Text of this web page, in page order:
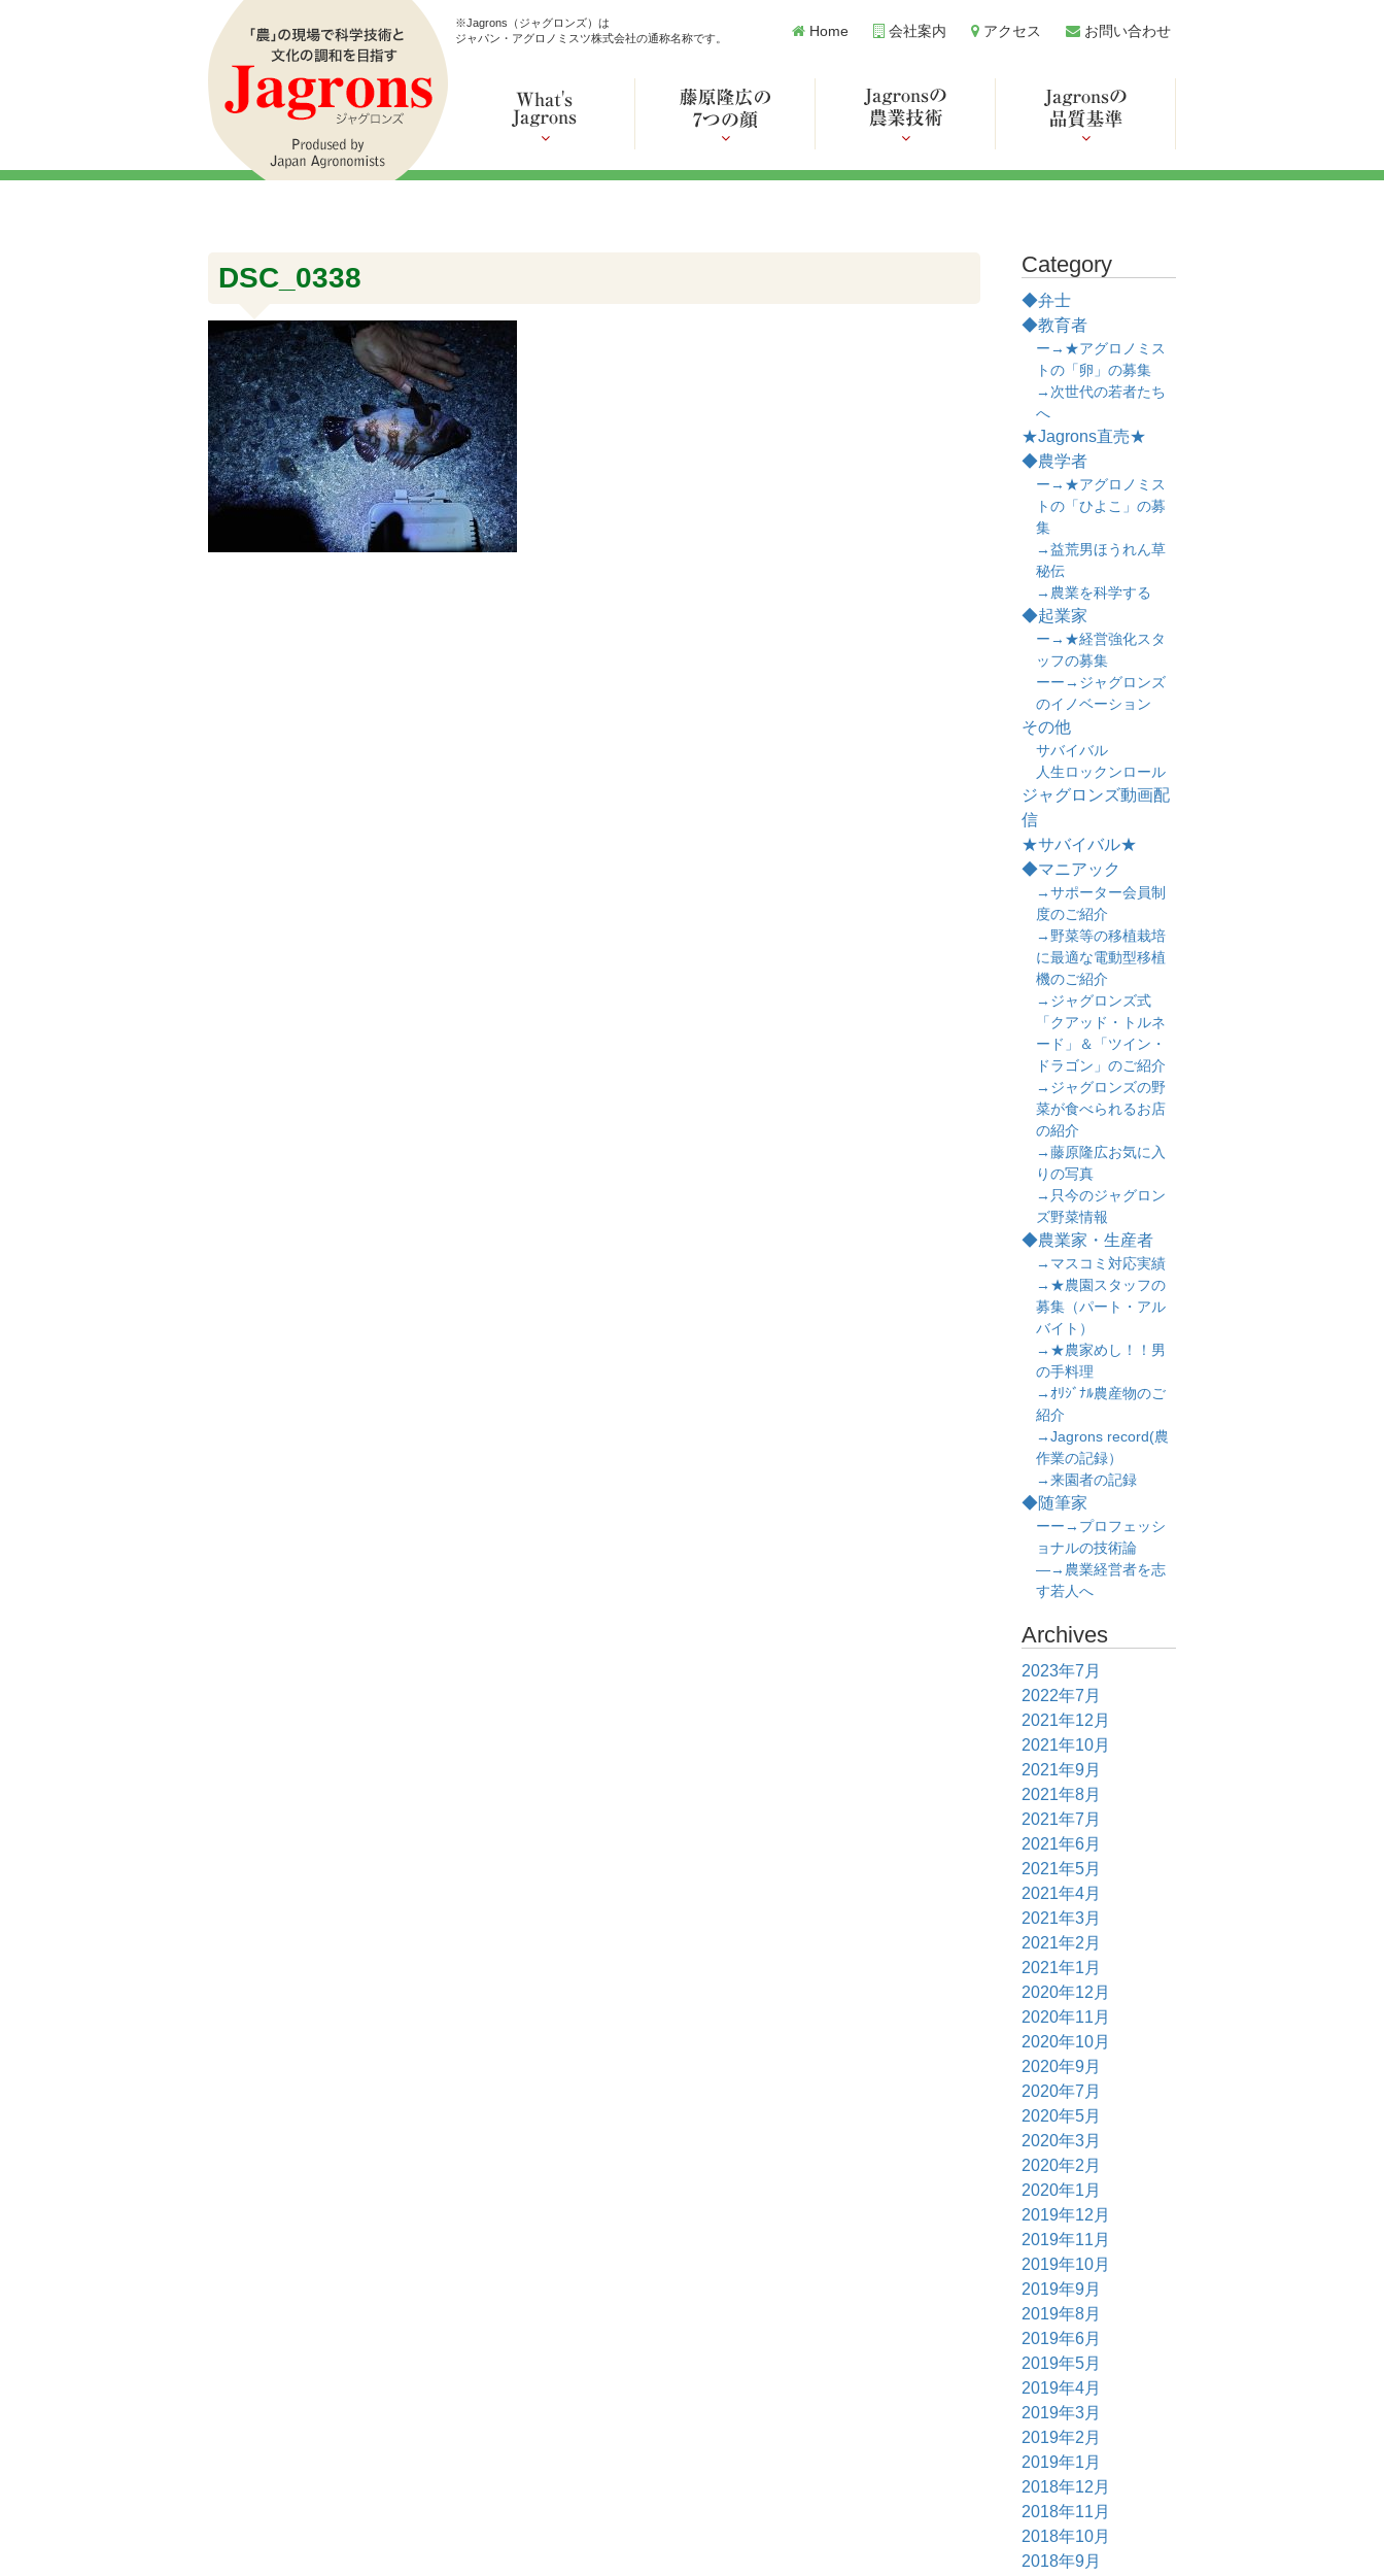
※Jagrons（ジャグロンズ）は
ジャパン・アグロノミスツ株式会社の通称名称です。
Home 会社案内 アクセス お問い合わせ
DSC_0338 Category
◆弁士
◆教育者
ー→★アグロノミス
トの「卵」の募集
→次世代の若者たち
へ
★Jagrons直売★
◆農学者
ー→★アグロノミス
トの「ひよこ」の募
集
→益荒男ほうれん草
秘伝
→農業を科学する
◆起業家
ー→★経営強化スタ
ッフの募集
ーー→ジャグロンズ
のイノベーション
その他
サバイバル
人生ロックンロール
ジャグロンズ動画配
信
★サバイバル★
◆マニアック
→サポーター会員制
度のご紹介
→野菜等の移植栽培
に最適な電動型移植
機のご紹介
→ジャグロンズ式
「クアッド・トルネ
ード」＆「ツイン・
ドラゴン」のご紹介
→ジャグロンズの野
菜が食べられるお店
の紹介
→藤原隆広お気に入
りの写真
→只今のジャグロン
ズ野菜情報
◆農業家・生産者
→マスコミ対応実績
→★農園スタッフの
募集（パート・アル
バイト）
→★農家めし！！男
の手料理
→ｵﾘｼﾞﾅﾙ農産物のご
紹介
→Jagrons record(農
作業の記録）
→来園者の記録
◆随筆家
ーー→プロフェッシ
ョナルの技術論
―→農業経営者を志
す若人へ
Archives
2023年7月
2022年7月
2021年12月
2021年10月
2021年9月
2021年8月
2021年7月
2021年6月
2021年5月
2021年4月
2021年3月
2021年2月
2021年1月
2020年12月
2020年11月
2020年10月
2020年9月
2020年7月
2020年5月
2020年3月
2020年2月
2020年1月
2019年12月
2019年11月
2019年10月
2019年9月
2019年8月
2019年6月
2019年5月
2019年4月
2019年3月
2019年2月
2019年1月
2018年12月
2018年11月
2018年10月
2018年9月